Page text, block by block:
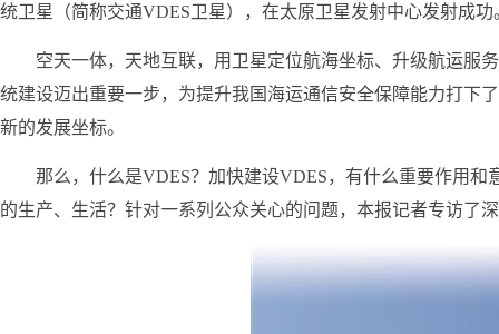
统卫星（简称交通VDES卫星），在太原卫星发射中心发射成功
空天一体，天地互联，用卫星定位航海坐标、升级航运服
统建设迈出重要一步，为提升我国海运通信安全保障能力打下
新的发展坐标。
那么，什么是VDES？加快建设VDES，有什么重要作用
的生产、生活？针对一系列公众关心的问题，本报记者专访